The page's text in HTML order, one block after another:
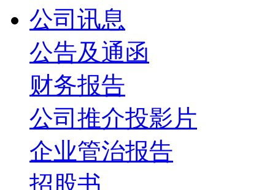
公司讯息
公告及通函
财务报告
公司推介投影片
企业管治报告
招股书